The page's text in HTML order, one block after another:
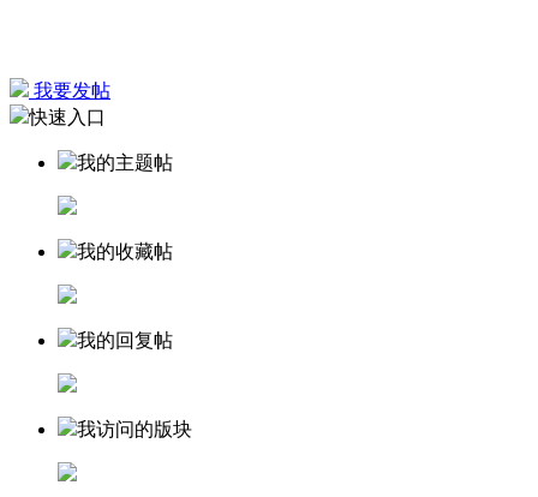
我要发帖
快速入口
我的主题帖
我的收藏帖
我的回复帖
我访问的版块